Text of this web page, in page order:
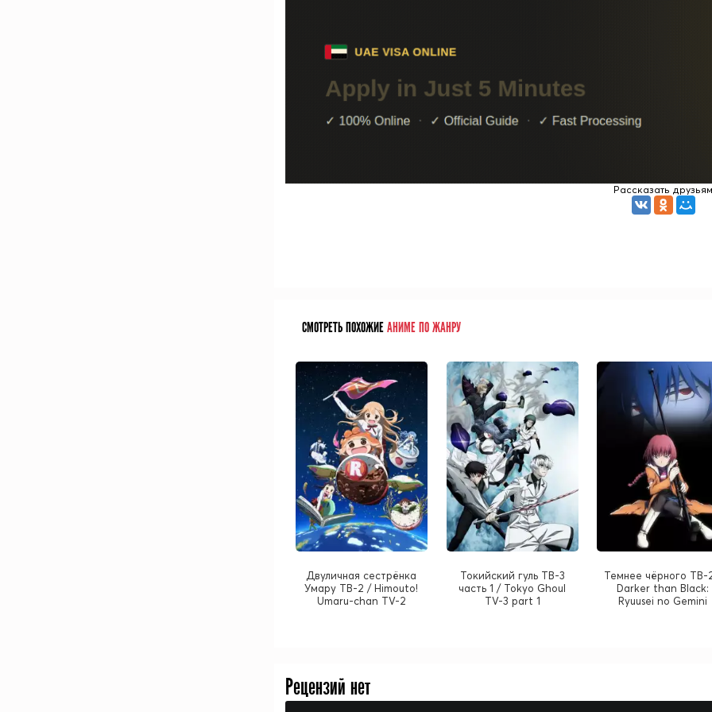
Рассказать друзьям
СМОТРЕТЬ ПОХОЖИЕАНИМЕ ПО ЖАНРУ
Двуличная сестрёнка
Умару ТВ-2 / Himouto!
Umaru-chan TV-2
Токийский гуль ТВ-3
часть 1 / Tokyo Ghoul
TV-3 part 1
Темнее чёрного ТВ-
Darker than Black:
Ryuusei no Gemini
Рецензий нет